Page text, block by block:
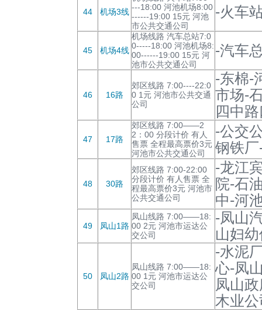
44 机场3线 ---18:00 河池机场8:00
------19:00 15元 河池
市公共交通公司
-火车
45 机场4线
机场线路 汽车总站7:0
0-----18:00 河池机场8:
00------19:00 15元 河
池市公共交通公司
-汽车
46 16路
郊区线路 7:00----22:0
0 1元 河池市公共交通
公司
-东棉-
市场-
四中
47 17路
郊区线路 7:00——2
2：00 分段计价 有人
售票 全程最高票价3元
河池市公共交通公司
-公交
钢铁厂
48 30路
郊区线路 7:00-22:00
分段计价 有人售票 全
程最高票价3元 河池市
公共交通公司
-龙江
院-石
中-河
49 凤山1路
凤山线路 7:00——18:
00 2元 河池市运达公
交公司
-凤山
山妇
50 凤山2路
凤山线路 7:00——18:
00 1元 河池市运达公
交公司
-水泥
心-凤
凤山
木业